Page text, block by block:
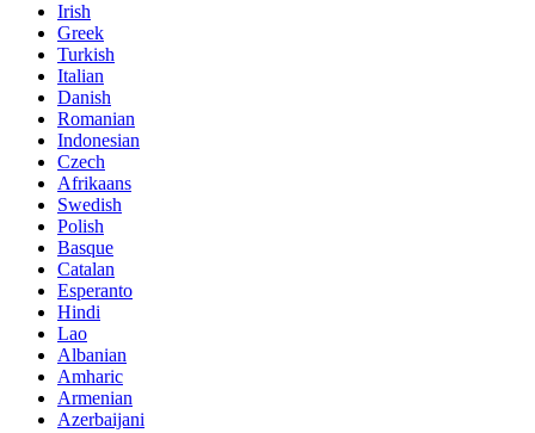
Irish
Greek
Turkish
Italian
Danish
Romanian
Indonesian
Czech
Afrikaans
Swedish
Polish
Basque
Catalan
Esperanto
Hindi
Lao
Albanian
Amharic
Armenian
Azerbaijani